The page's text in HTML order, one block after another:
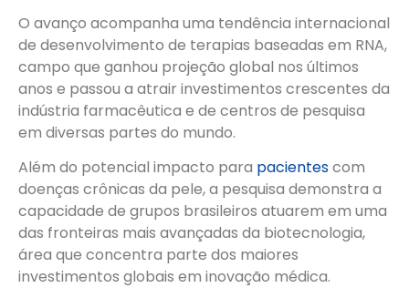
O avanço acompanha uma tendência internacional
de desenvolvimento de terapias baseadas em RNA,
campo que ganhou projeção global nos últimos
anos e passou a atrair investimentos crescentes da
indústria farmacêutica e de centros de pesquisa
em diversas partes do mundo.
Além do potencial impacto para pacientescom
doenças crônicas da pele, a pesquisa demonstra a
capacidade de grupos brasileiros atuarem em uma
das fronteiras mais avançadas da biotecnologia,
área que concentra parte dos maiores
investimentos globais em inovação médica.